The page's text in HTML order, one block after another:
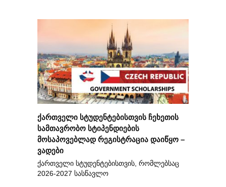
ქართველი სტუდენტებისთვის ჩეხეთის
სამთავრობო სტიპენდიების
მოსაპოვებლად რეგისტრაცია დაიწყო –
ვადები
ქართველი სტუდენტებისთვის, რომლებსაც
2026-2027 სასწავლო